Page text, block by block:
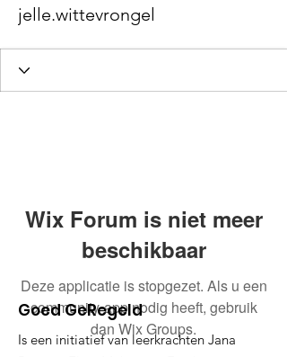
jelle.wittevrongel
Wix Forum is niet meer
beschikbaar
Deze applicatie is stopgezet. Als u een
community-app nodig heeft, gebruik
dan Wix Groups.
Goed GeRegeld
Is een initiatief van leerkrachten Jana